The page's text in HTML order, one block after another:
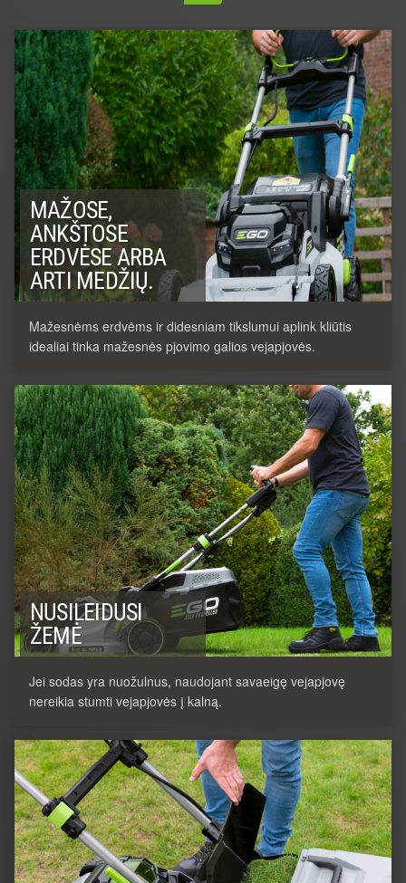
MAŽOSE,
ANKŠTOSE
ERDVĖSE ARBA
ARTI MEDŽIŲ.
Mažesnėms erdvėms ir didesniam tikslumui aplink kliūtis
idealiai tinka mažesnės pjovimo galios vejapjovės.
NUSILEIDUSI
ŽEMĖ
Jei sodas yra nuožulnus, naudojant savaeigę vejapjovę
nereikia stumti vejapjovės į kalną.